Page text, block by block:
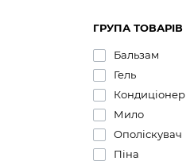
ГРУПА ТОВАРІВ
Бальзам
Гель
Кондиціонер
Мило
Ополіскувач
Піна